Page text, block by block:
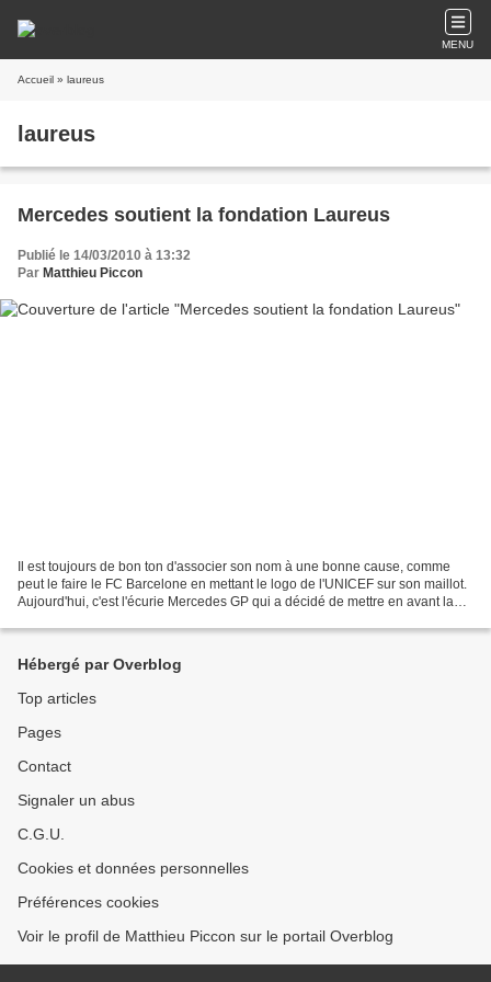
MENU
Accueil » laureus
laureus
Mercedes soutient la fondation Laureus
Publié le 14/03/2010 à 13:32
Par Matthieu Piccon
Il est toujours de bon ton d'associer son nom à une bonne cause, comme
peut le faire le FC Barcelone en mettant le logo de l'UNICEF sur son maillot.
Aujourd'hui, c'est l'écurie Mercedes GP qui a décidé de mettre en avant la
Hébergé par Overblog
Top articles
Pages
Contact
Signaler un abus
C.G.U.
Cookies et données personnelles
Préférences cookies
Voir le profil de Matthieu Piccon sur le portail Overblog